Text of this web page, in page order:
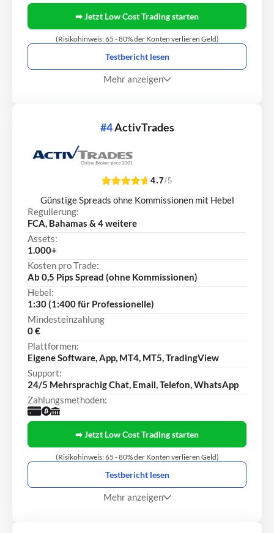
➡ Jetzt Low Cost Trading starten
(Risikohinweis: 65 - 80% der Konten verlieren Geld)
Testbericht lesen
Mehr anzeigen
#4ActivTrades
4.7/5
Günstige Spreads ohne Kommissionen mit Hebel
Regulierung:
FCA, Bahamas & 4 weitere
Assets:
1.000+
Kosten pro Trade:
Ab 0,5 Pips Spread (ohne Kommissionen)
Hebel:
1:30 (1:400 für Professionelle)
Mindesteinzahlung
0 €
Plattformen:
Eigene Software, App, MT4, MT5, TradingView
Support:
24/5 Mehrsprachig Chat, Email, Telefon, WhatsApp
Zahlungsmethoden:
➡ Jetzt Low Cost Trading starten
(Risikohinweis: 65 - 80% der Konten verlieren Geld)
Testbericht lesen
Mehr anzeigen